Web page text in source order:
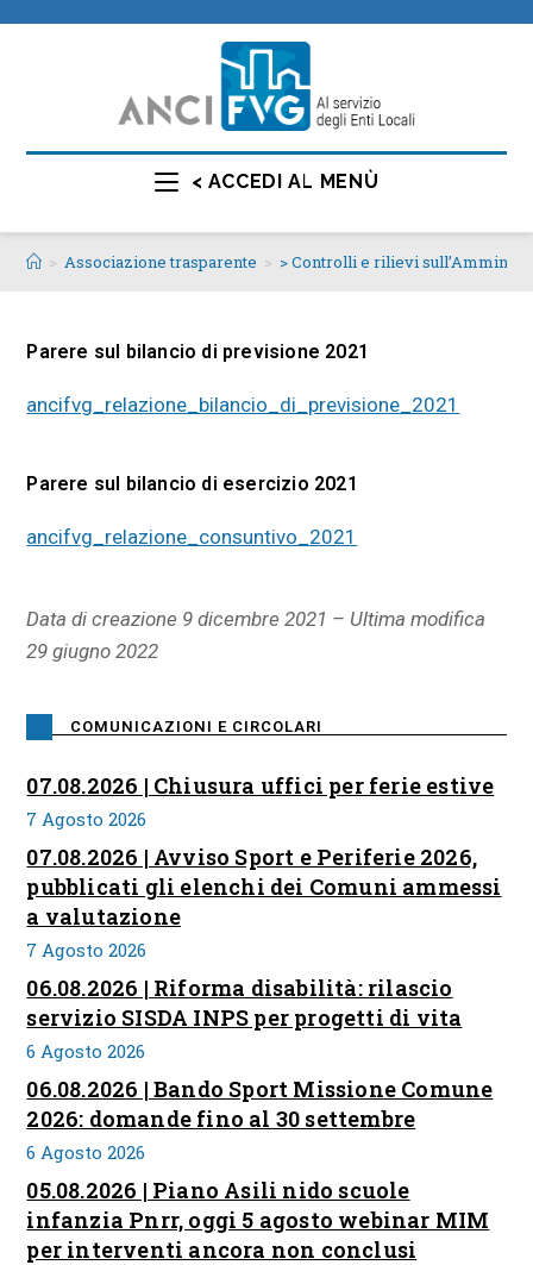
< ACCEDI AL MENÙ
> Associazione trasparente > > Controlli e rilievi
Parere sul bilancio di previsione 2021
ancifvg_relazione_bilancio_di_previsione_2021
Parere sul bilancio di esercizio 2021
ancifvg_relazione_consuntivo_2021
Data di creazione 9 dicembre 2021 – Ultima modifica
29 giugno 2022
COMUNICAZIONI E CIRCOLARI
07.08.2026 | Chiusura uffici per ferie estive
7 Agosto 2026
07.08.2026 | Avviso Sport e Periferie 2026,
pubblicati gli elenchi dei Comuni ammessi
a valutazione
7 Agosto 2026
06.08.2026 | Riforma disabilità: rilascio
servizio SISDA INPS per progetti di vita
6 Agosto 2026
06.08.2026 | Bando Sport Missione Comune
2026: domande fino al 30 settembre
6 Agosto 2026
05.08.2026 | Piano Asili nido scuole
infanzia Pnrr, oggi 5 agosto webinar MIM
per interventi ancora non conclusi